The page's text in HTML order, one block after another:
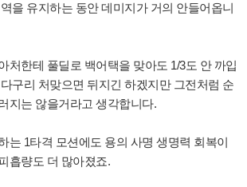
을 유지하는 동안 데미지가 거의 안들어옵니
처한테 풀딜로 백어택을 맞아도 1/3도 안 까입
구리 처맞으면 뒤지긴 하겠지만 그전처럼 순
지는 않을거라고 생각합니다.
는 1타격 모션에도 용의 사명 생명력 회복이
흡량도 더 많아졌죠.